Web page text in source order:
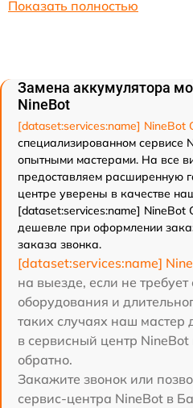
Показать полностью
Замена аккумулятора
NineBot
[dataset:services:name] NineBot
специализированном сервисе
опытными мастерами. На все
предоставляем расширенную
центре уверены в качестве
[dataset:services:name] NineBot
дешевле при оформлении
заказа звонка.
[dataset:services:name]
на выезде, если не
оборудования и
таких случаях наш мастер
в сервисный центр
обратно.
Закажите звонок или
сервис-центра NineBot в